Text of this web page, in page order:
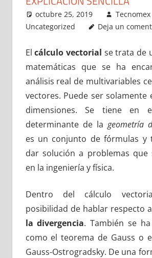
octubre 25, 2019
Tecnomex
Uncategorized
Deja un
Elcálculo vectorial se trata de
matemáticas que se ha
análisis real de multivariables
vectores. Puede ser solamente
dimensiones. Se tiene en
determinante de la geometría
es un conjunto de fórmulas y
dar solución a problemas que
en la ingeniería y física.
Dentro del cálculo
posibilidad de hablar respecto
la divergencia. También se
como el teorema de Gauss o
Gauss-Ostrogradsky. De una